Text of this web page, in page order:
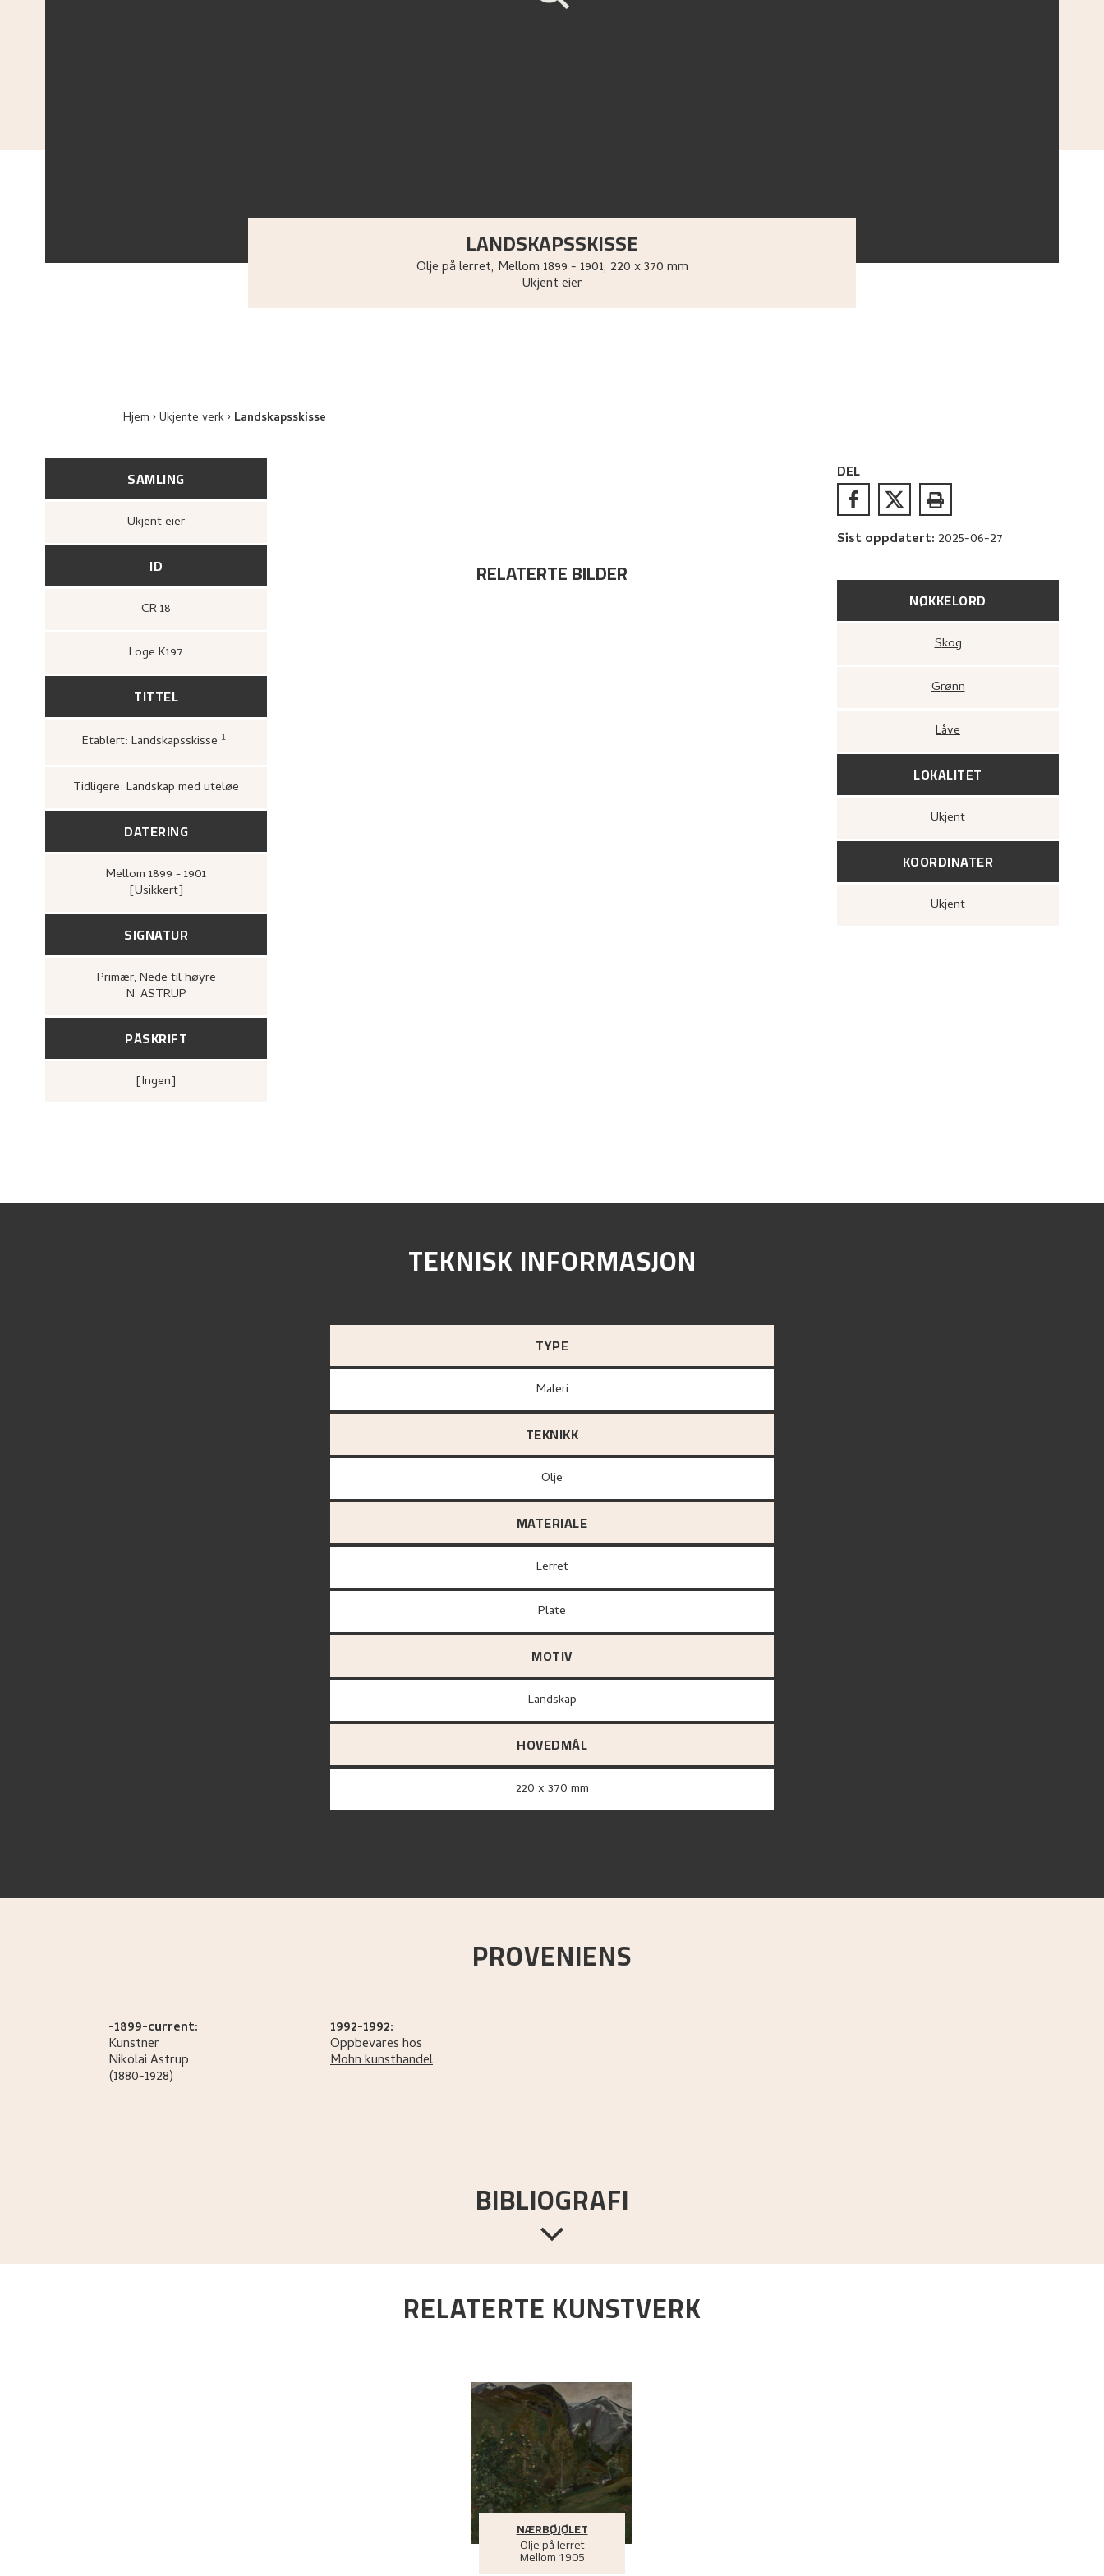
LANDSKAPSSKISSE
Olje på lerret, Mellom 1899 - 1901, 220 x 370 mm
Ukjent eier
Hjem Ukjente verk Landskapsskisse
SAMLING
Ukjent eier
ID
CR 18
Loge K197
TITTEL
Etablert: Landskapsskisse 1
Tidligere: Landskap med uteløe
DATERING
Mellom 1899 - 1901
[Usikkert]
SIGNATUR
Primær, Nede til høyre
N. ASTRUP
PÅSKRIFT
[ingen]
RELATERTE BILDER
DEL
Sist oppdatert: 2025-06-27
NØKKELORD
Skog
Grønn
Låve
LOKALITET
Ukjent
KOORDINATER
Ukjent
TEKNISK INFORMASJON
TYPE
Maleri
TEKNIKK
Olje
MATERIALE
lerret
plate
MOTIV
Landskap
HOVEDMÅL
220 x 370 mm
PROVENIENS
-1899-current:
Kunstner
NikolaiAstrup
(1880-1928)
1992-1992:
Oppbevares hos
Mohn kunsthandel
BIBLIOGRAFI
Gartneren under regnbuen. Hjemstavnskunstneren Nikolai Astrup. Oslo:Dreyers Forlag,
RELATERTE KUNSTVERK
NÆRBØJØLET
Olje på lerret
Mellom1905